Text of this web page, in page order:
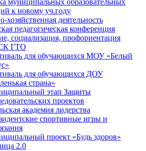
муниципальных образовательных
к новому уч.году
хозяйственная деятельность
педагогическая конференция
социализация, профориентация
ГТО
для обучающихся МОУ «Белый
для обучающихся ДОУ
страна»
этап Защиты
проектов
академия лидерства
спортивные игры и
проект «Будь здоров»
2.0